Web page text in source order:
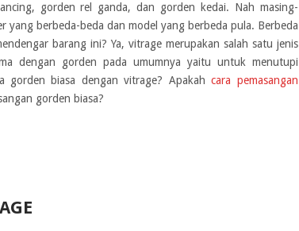
gorden rel ganda, dan gorden kedai. Nah masing-
yang berbeda-beda dan model yang berbeda pula. Berbeda
barang ini? Ya, vitrage merupakan salah satu jenis
dengan gorden pada umumnya yaitu untuk menutupi
gorden biasa dengan vitrage? Apakahcara pemasangan
gorden biasa?